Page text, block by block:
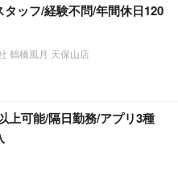
ッフ/経験不問/年間休日120
鶴橋風月 天保山店
上可能/隔日勤務/アプリ3種